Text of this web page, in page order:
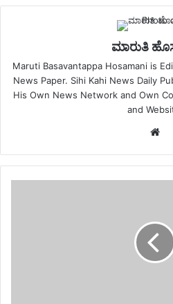
ಮಾರುತಿ
Maruti Basavantappa Hosamani is
News Paper. Sihi Kahi News Daily
His Own News Network and Own
and